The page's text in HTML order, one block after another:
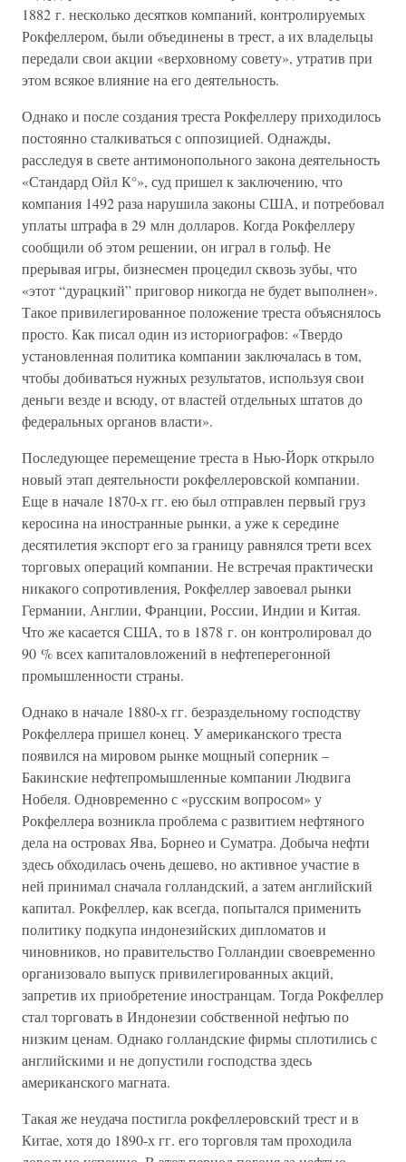
1882 г. несколько десятков компаний, контролируемых
Рокфеллером, были объединены в трест, а их владельцы
передали свои акции «верховному совету», утратив при
этом всякое влияние на его деятельность.
Однако и после создания треста Рокфеллеру приходилось
постоянно сталкиваться с оппозицией. Однажды,
расследуя в свете антимонопольного закона деятельность
«Стандард Ойл К°», суд пришел к заключению, что
компания 1492 раза нарушила законы США, и потребовал
уплаты штрафа в 29 млн долларов. Когда Рокфеллеру
сообщили об этом решении, он играл в гольф. Не
прерывая игры, бизнесмен процедил сквозь зубы, что
«этот “дурацкий” приговор никогда не будет выполнен».
Такое привилегированное положение треста объяснялось
просто. Как писал один из историографов: «Твердо
установленная политика компании заключалась в том,
чтобы добиваться нужных результатов, используя свои
деньги везде и всюду, от властей отдельных штатов до
федеральных органов власти».
Последующее перемещение треста в Нью-Йорк открыло
новый этап деятельности рокфеллеровской компании.
Еще в начале 1870-х гг. ею был отправлен первый груз
керосина на иностранные рынки, а уже к середине
десятилетия экспорт его за границу равнялся трети всех
торговых операций компании. Не встречая практически
никакого сопротивления, Рокфеллер завоевал рынки
Германии, Англии, Франции, России, Индии и Китая.
Что же касается США, то в 1878 г. он контролировал до
90 % всех капиталовложений в нефтеперегонной
промышленности страны.
Однако в начале 1880-х гг. безраздельному господству
Рокфеллера пришел конец. У американского треста
появился на мировом рынке мощный соперник –
Бакинские нефтепромышленные компании Людвига
Нобеля. Одновременно с «русским вопросом» у
Рокфеллера возникла проблема с развитием нефтяного
дела на островах Ява, Борнео и Суматра. Добыча нефти
здесь обходилась очень дешево, но активное участие в
ней принимал сначала голландский, а затем английский
капитал. Рокфеллер, как всегда, попытался применить
политику подкупа индонезийских дипломатов и
чиновников, но правительство Голландии своевременно
организовало выпуск привилегированных акций,
запретив их приобретение иностранцам. Тогда Рокфеллер
стал торговать в Индонезии собственной нефтью по
низким ценам. Однако голландские фирмы сплотились с
английскими и не допустили господства здесь
американского магната.
Такая же неудача постигла рокфеллеровский трест и в
Китае, хотя до 1890-х гг. его торговля там проходила